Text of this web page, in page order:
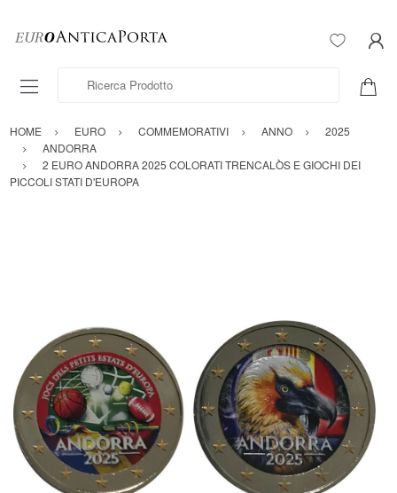
Ricerca Prodotto
HOME EURO COMMEMORATIVI ANNO
2025
ANDORRA
2 EURO ANDORRA 2025 COLORATI TRENCALÒS E GIOCHI DEI
PICCOLI STATI D'EUROPA